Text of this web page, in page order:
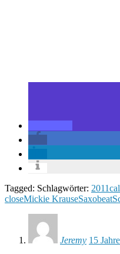
Tagged: Schlagwörter: 2011
closeMickie KrauseSaxobeat
Jeremy 15